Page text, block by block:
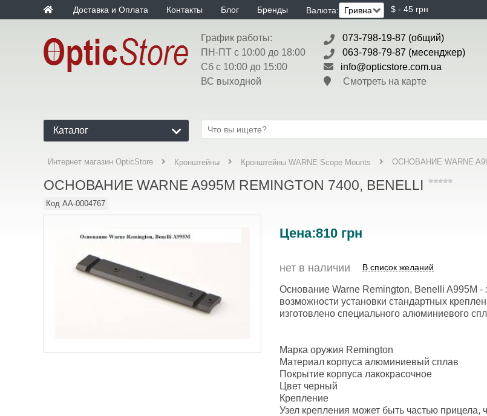
Доставка и Оплата Контакты Блог Бренды Валюта: $ - 45 грн
График работы:
ПН-ПТ с 10:00 до 18:00
Сб с 10:00 до 15:00
ВС выходной
073-798-19-87 (общий)
063-798-79-87 (месенджер)
info@opticstore.com.ua
Смотреть на карте
Каталог
Интернет магазин OpticStore Кронштейны Кронштейны WARNE Scope Mounts ОСНОВАНИЕ WARNE
ОСНОВАНИЕ WARNE A995M REMINGTON 7400, BENELLI
Код AA-0004767
Цена:810 грн
нет в наличии В список желаний
Основание Warne Remington, Benelli A995M -
возможности установки стандартных
изготовлено специального алюминиевого
Марка оружия Remington
Материал корпуса алюминиевый сплав
Покрытие корпуса лакокрасочное
Цвет черный
Крепление
Узел крепления может быть частью прицела,